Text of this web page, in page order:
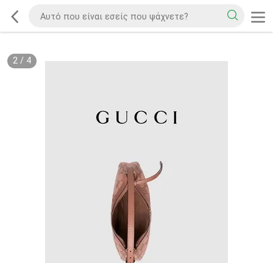
2/ 4